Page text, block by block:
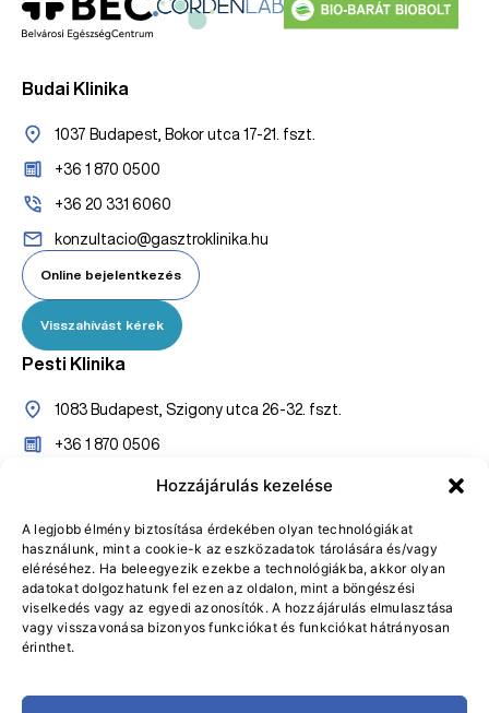
Hozzájárulás kezelése
A legjobb élmény biztosítása érdekében olyan technológiákat
használunk, mint a cookie-k az eszközadatok tárolására és/vagy
eléréséhez. Ha beleegyezik ezekbe a technológiákba, akkor olyan
adatokat dolgozhatunk fel ezen az oldalon, mint a böngészési
viselkedés vagy az egyedi azonosítók. A hozzájárulás elmulasztása
vagy visszavonása bizonyos funkciókat és funkciókat hátrányosan
érinthet.
Budai Klinika
1037 Budapest, Bokor utca 17-21. fszt.
+36 1 870 0500
+36 20 331 6060
konzultacio@gasztroklinika.hu
Online bejelentkezés
Visszahívást kérek
Pesti Klinika
1083 Budapest, Szigony utca 26-32. fszt.
+36 1 870 0506
+36 20 527 7005
Online bejelentkezés
Visszahívást kérek